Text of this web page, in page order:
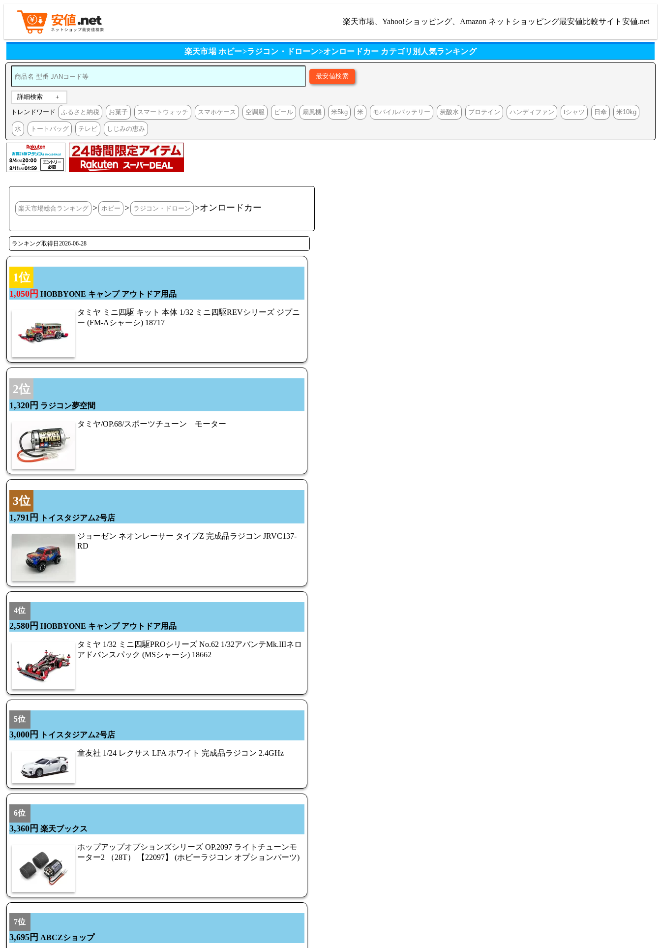
楽天市場、Yahoo!ショッピング、Amazon ネットショッピング最安値比較サイト安値.net
楽天市場 ホビー>ラジコン・ドローン>オンロードカー カテゴリ別人気ランキング
詳細検索
トレンドワード ふるさと納税 お菓子 スマートウォッチ スマホケース 空調服 ビール 扇風機 米5kg 米 モバイルバッテリー 炭酸水 プロテイン ハンディファン tシャツ 日傘 米10kg
水 トートバッグ テレビ しじみの恵み
楽天市場総合ランキング > ホビー > ラジコン・ドローン >オンロードカー
ランキング取得日2026-06-28
1位
1,050円 HOBBYONE キャンプ アウトドア用品
タミヤ ミニ四駆 キット 本体 1/32 ミニ四駆REVシリーズ ジプニ
ー (FM-Aシャーシ) 18717
2位
1,320円 ラジコン夢空間
タミヤ/OP.68/スポーツチューン モーター
3位
1,791円 トイスタジアム2号店
ジョーゼン ネオンレーサー タイプZ 完成品ラジコン JRVC137-
RD
4位
2,580円 HOBBYONE キャンプ アウトドア用品
タミヤ 1/32 ミニ四駆PROシリーズ No.62 1/32アバンテMk.IIIネロ
アドバンスパック (MSシャーシ) 18662
5位
3,000円 トイスタジアム2号店
童友社 1/24 レクサス LFA ホワイト 完成品ラジコン 2.4GHz
6位
3,360円 楽天ブックス
ホップアップオプションズシリーズ OP.2097 ライトチューンモ
ーター2 （28T） 【22097】 (ホビーラジコン オプションパーツ)
7位
3,695円 ABCZショップ